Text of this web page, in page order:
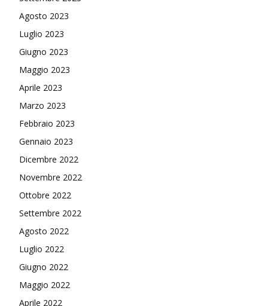
Agosto 2023
Luglio 2023
Giugno 2023
Maggio 2023
Aprile 2023
Marzo 2023
Febbraio 2023
Gennaio 2023
Dicembre 2022
Novembre 2022
Ottobre 2022
Settembre 2022
Agosto 2022
Luglio 2022
Giugno 2022
Maggio 2022
Aprile 2022